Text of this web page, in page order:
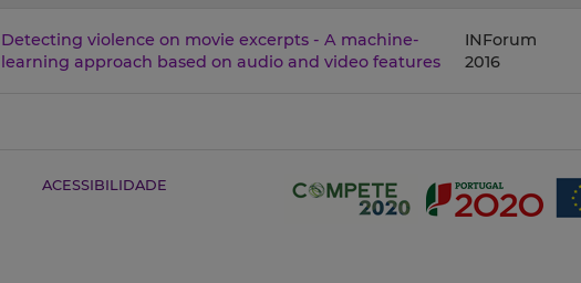
Detecting violence on movie excerpts - A machine-
learning approach based on audio and video features
INForum
2016
ACESSIBILIDADE